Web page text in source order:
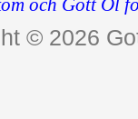
och Gott Öl
© 2026